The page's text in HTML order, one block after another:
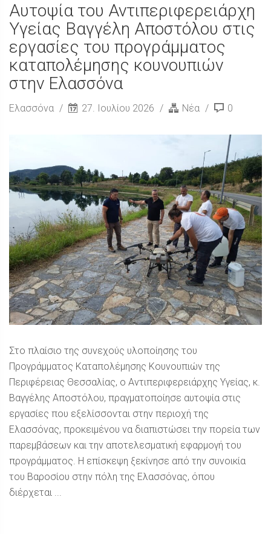
Αυτοψία του Αντιπεριφερειάρχη
Υγείας Βαγγέλη Αποστόλου στις
εργασίες του προγράμματος
καταπολέμησης κουνουπιών
στην Ελασσόνα
Ελασσόνα 27. Ιουλίου 2026 Νέα 0
Στο πλαίσιο της συνεχούς υλοποίησης του
Προγράμματος Καταπολέμησης Κουνουπιών της
Περιφέρειας Θεσσαλίας, ο Αντιπεριφερειάρχης Υγείας, κ.
Βαγγέλης Αποστόλου, πραγματοποίησε αυτοψία στις
εργασίες που εξελίσσονται στην περιοχή της
Ελασσόνας, προκειμένου να διαπιστώσει την πορεία των
παρεμβάσεων και την αποτελεσματική εφαρμογή του
προγράμματος. Η επίσκεψη ξεκίνησε από την συνοικία
του Βαροσίου στην πόλη της Ελασσόνας, όπου
διέρχεται ...